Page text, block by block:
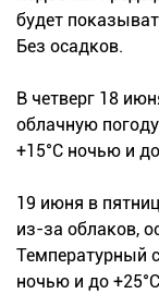
будет
Без осадков.
В четверг 18
облачную
+15°С ночью и
19 июня в
из-за облаков,
Температурный
ночью и до